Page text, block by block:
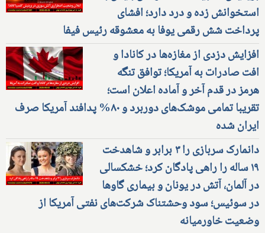
استخوانش زده و درد دارد؛ افشای
پرداخت شش رقمی یوفا به معشوقه رئیس فیفا
افزایش دزدی از مغازه‌ها در کانادا و
افت صادرات به آمریکا؛ توافق تنگه
هرمز در قدم آخر و آماده اعلان است؛
تقریبا تمامی موشک‌های دوربرد و ۸۰% پدافند آمریکا صرف
ایران شده
دانمارک سربازی را ۳ برابر و شاهدخت
۱۹ ساله را راهی پادگان کرد؛ خشکسالی
در آلمان، آتش در یونان و بیماری گاوها
در سوئیس؛ سود وحشتناک شرکت‌های نفتی آمریکا از
وضعیت خاورمیانه